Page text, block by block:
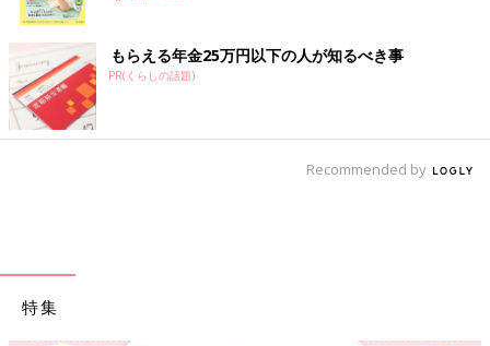
もらえる年金25万円以下の人が知るべき事
PR(くらしの話題)
Recommended by
特集